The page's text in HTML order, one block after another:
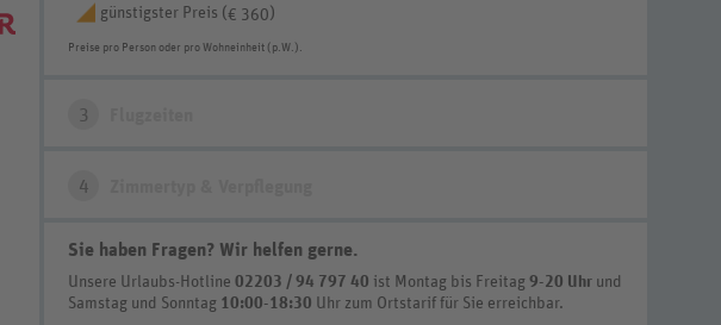
günstigster Preis ( € 360 )
Preise pro Person oder pro Wohneinheit (p.W.).
3
4
Sie haben Fragen? Wir helfen gerne.
Unsere Urlaubs-Hotline 02203 / 94 797 40 ist Montag bis Freitag 9-20 Uhr und
Samstag und Sonntag 10:00-18:30 Uhr zum Ortstarif für Sie erreichbar.